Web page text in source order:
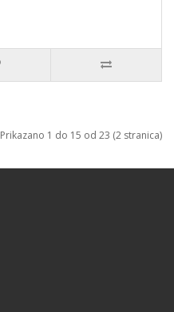
Prikazano 1 do 15 od 23 (2 stranica)